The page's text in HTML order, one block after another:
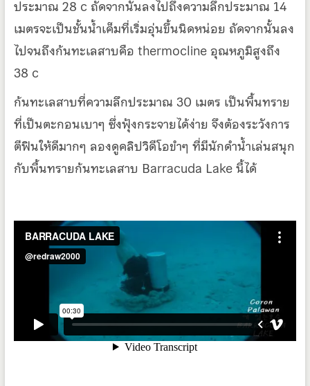
ประมาณ 28 c ถัดจากนั้นลงไปถึงความลึกประมาณ 14
เมตรจะเป็นชั้นน้ำเค็มที่เริ่มอุ่นขึ้นนิดหน่อย ถัดจากนั้นลง
ไปจนถึงก้นทะเลสาบคือ thermocline อุณหภูมิสูงถึง
38 c
ก้นทะเลสาบที่ความลึกประมาณ 30 เมตร เป็นพื้นทราย
ที่เป็นตะกอนเบาๆ ซึ่งฟุ้งกระจายได้ง่าย จึงต้องระวังการ
ตีฟินให้ดีมากๆ ลองดูคลิปวิดีโอขำๆ ที่มีนักดำน้ำเล่นสนุก
กับพื้นทรายก้นทะเลสาบ Barracuda Lake นี้ได้